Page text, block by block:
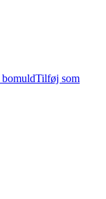
Tilføj som